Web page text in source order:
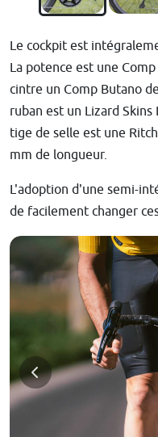
Le cockpit est
La potence est une
cintre un Comp Butano
ruban est un Lizard Skins
tige de selle est une
mm de longueur.
L'adoption d'une semi-
de facilement changer